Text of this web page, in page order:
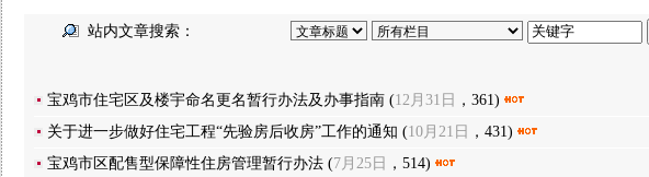
站内文章搜索：
宝鸡市住宅区及楼宇命名更名暂行办法及办事指南 (12月31日 ，361)
关于进一步做好住宅工程“先验房后收房”工作的通知 (10月21日 ，431)
宝鸡市区配售型保障性住房管理暂行办法 (7月25日 ，514)